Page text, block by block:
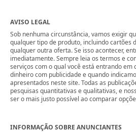
AVISO LEGAL
Sob nenhuma circunstância, vamos exigir
qualquer tipo de produto, incluindo cartões
qualquer outra oferta. Se isso acontecer,
imediatamente. Sempre leia os termos e
serviços com o qual você está entrando em
dinheiro com publicidade e quando
apresentados neste site. Todas as
pesquisas quantitativas e qualitativas, e
ser o mais justo possível ao comparar
INFORMAÇÃO SOBRE ANUNCIANTES